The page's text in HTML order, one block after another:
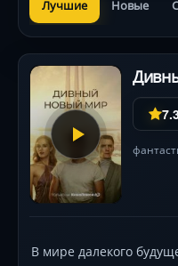
Лучшие Новые
В мире далекого